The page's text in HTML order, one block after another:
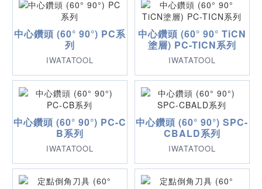
中心鑽頭 (60° 90°) PC系
列
IWATATOOL
中心鑽頭 (60° 90° TiCN
塗層) PC-TICN系列
IWATATOOL
中心鑽頭 (60° 90°) PC-C
B系列
IWATATOOL
中心鑽頭 (60° 90°) SPC-
CBALD系列
IWATATOOL